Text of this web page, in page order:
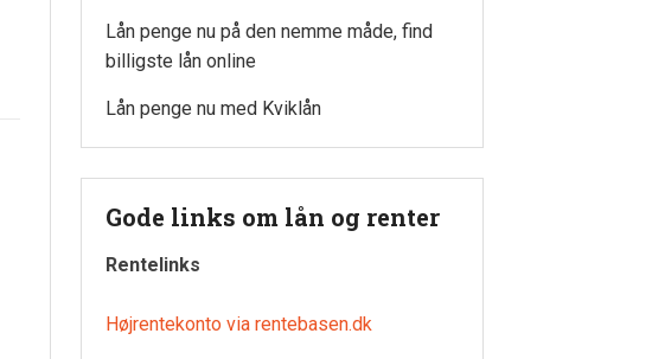
Lån penge nu på den nemme måde, find
billigste lån online
Lån penge nu med Kviklån
Gode links om lån og renter
Rentelinks
Højrentekonto via rentebasen.dk